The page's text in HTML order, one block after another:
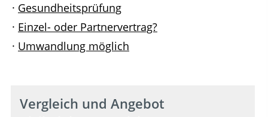
· Gesundheitsprüfung
· Einzel- oder Partnervertrag?
· Umwandlung möglich
Vergleich und Angebot